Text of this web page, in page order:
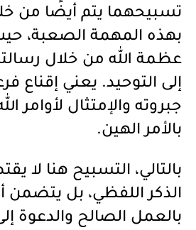
تسبيحهما يتم أيضًا من
بهذه المهمة الصعبة،
عظمة الله من خلال
إلى التوحيد. يعني إقناع
جبروته والإمتثال لأوامر
بالأمر الهين.
بالتالي، التسبيح هنا لا
الذكر اللفظي، بل يتضمن
بالعمل الصالح والدعوة